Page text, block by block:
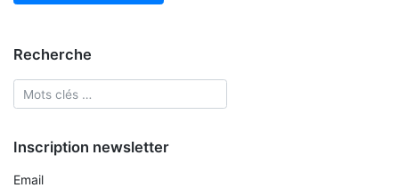
Recherche
Inscription newsletter
Email